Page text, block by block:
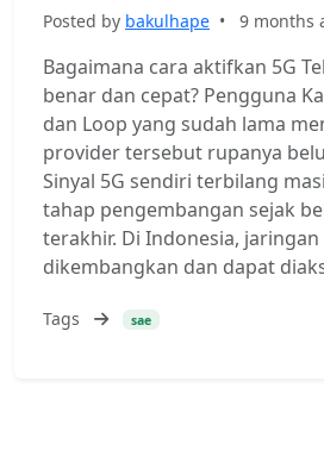
Posted by bakulhape • 9 months
Bagaimana cara aktifkan 5G
benar dan cepat? Pengguna
dan Loop yang sudah lama
provider tersebut rupanya
Sinyal 5G sendiri terbilang
tahap pengembangan sejak
terakhir. Di Indonesia, jaringan
dikembangkan dan dapat
Tags sae